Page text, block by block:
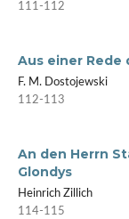
111-112
Aus einer Rede
F. M. Dostojewski
112-113
An den Herrn
Glondys
Heinrich Zillich
114-115